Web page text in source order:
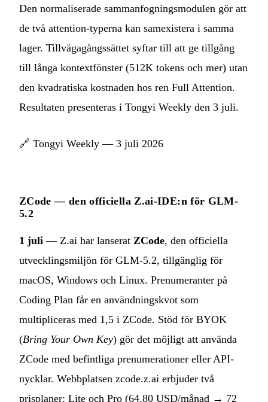
Den normaliserade sammanfogningsmodulen gör att
de två attention-typerna kan samexistera i samma
lager. Tillvägagångssättet syftar till att ge tillgång
till långa kontextfönster (512K tokens och mer) utan
den kvadratiska kostnaden hos ren Full Attention.
Resultaten presenteras i Tongyi Weekly den 3 juli.
🔗 Tongyi Weekly — 3 juli 2026
ZCode — den officiella Z.ai-IDE:n för GLM-
5.2
1 juli — Z.ai har lanserat ZCode, den officiella
utvecklingsmiljön för GLM-5.2, tillgänglig för
macOS, Windows och Linux. Prenumeranter på
Coding Plan får en användningskvot som
multipliceras med 1,5 i ZCode. Stöd för BYOK
(Bring Your Own Key) gör det möjligt att använda
ZCode med befintliga prenumerationer eller API-
nycklar. Webbplatsen zcode.z.ai erbjuder två
prisplaner: Lite och Pro (64,80 USD/månad → 72